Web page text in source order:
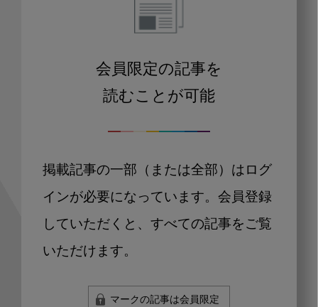
会員限定の記事を
読むことが可能
掲載記事の一部（または全部）はログ
インが必要になっています。会員登録
していただくと、すべての記事をご覧
いただけます。
マークの記事は会員限定